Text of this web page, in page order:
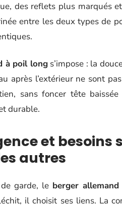
des reflets plus marqués
entre les deux types de
à poil longs’impose : la
après l’extérieur ne sont
sans foncer tête
durable.
et besoins
autres
garde, le berger
il choisit ses liens. La